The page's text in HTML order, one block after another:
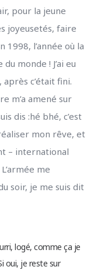
pour la jeune
joyeusetés, faire
l’année où la
monde ! J’ai eu
c’était fini.
m’a amené sur
dis :hé bhé, c’est
mon rêve, et
– international
me
soir, je me suis dit
logé, comme ça je
oui, je reste sur